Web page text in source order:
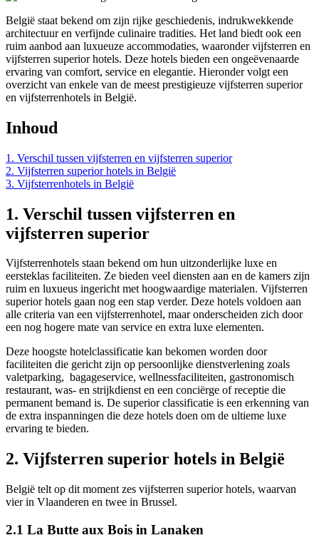
België staat bekend om zijn rijke geschiedenis, indrukwekkende
architectuur en verfijnde culinaire tradities. Het land biedt ook een
ruim aanbod aan luxueuze accommodaties, waaronder vijfsterren en
vijfsterren superior hotels. Deze hotels bieden een ongeëvenaarde
ervaring van comfort, service en elegantie. Hieronder volgt een
overzicht van enkele van de meest prestigieuze vijfsterren superior
en vijfsterrenhotels in België.
Inhoud
1. Verschil tussen vijfsterren en vijfsterren superior
2. Vijfsterren superior hotels in België
3. Vijfsterrenhotels in België
1. Verschil tussen vijfsterren en
vijfsterren superior
Vijfsterrenhotels staan bekend om hun uitzonderlijke luxe en
eersteklas faciliteiten. Ze bieden veel diensten aan en de kamers zijn
ruim en luxueus ingericht met hoogwaardige materialen. Vijfsterren
superior hotels gaan nog een stap verder. Deze hotels voldoen aan
alle criteria van een vijfsterrenhotel, maar onderscheiden zich door
een nog hogere mate van service en extra luxe elementen.
Deze hoogste hotelclassificatie kan bekomen worden door
faciliteiten die gericht zijn op persoonlijke dienstverlening zoals
valetparking, bagageservice, wellnessfaciliteiten, gastronomisch
restaurant, was- en strijkdienst en een conciërge of receptie die
permanent bemand is. De superior classificatie is een erkenning van
de extra inspanningen die deze hotels doen om de ultieme luxe
ervaring te bieden.
2. Vijfsterren superior hotels in België
België telt op dit moment zes vijfsterren superior hotels, waarvan
vier in Vlaanderen en twee in Brussel.
2.1 La Butte aux Bois in Lanaken